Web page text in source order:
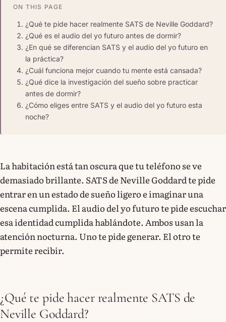
ON THIS PAGE
¿Qué te pide hacer realmente SATS de Neville Goddard?
¿Qué es el audio del yo futuro antes de dormir?
¿En qué se diferencian SATS y el audio del yo futuro en
la práctica?
¿Cuál funciona mejor cuando tu mente está cansada?
¿Qué dice la investigación del sueño sobre practicar
antes de dormir?
¿Cómo eliges entre SATS y el audio del yo futuro esta
noche?
La habitación está tan oscura que tu teléfono se ve
demasiado brillante. SATS de Neville Goddard te pide
entrar en un estado de sueño ligero e imaginar una
escena cumplida. El audio del yo futuro te pide escuchar
esa identidad cumplida hablándote. Ambos usan la
atención nocturna. Uno te pide generar. El otro te
permite recibir.
¿Qué te pide hacer realmente SATS de
Neville Goddard?